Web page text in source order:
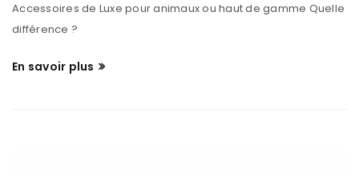
Accessoires de Luxe pour animaux ou haut de gamme Quelle
différence ?
En savoir plus